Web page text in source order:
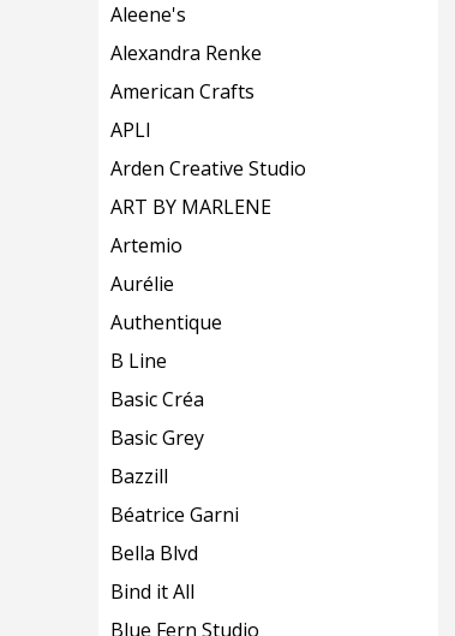
Aleene's
Alexandra Renke
American Crafts
APLI
Arden Creative Studio
ART BY MARLENE
Artemio
Aurélie
Authentique
B Line
Basic Créa
Basic Grey
Bazzill
Béatrice Garni
Bella Blvd
Bind it All
Blue Fern Studio